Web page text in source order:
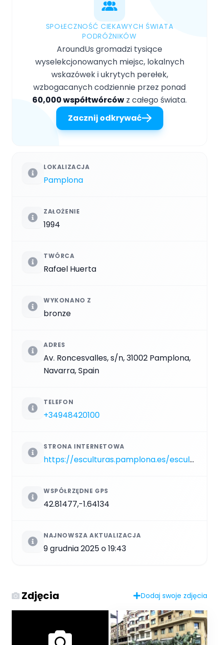
SPOŁECZNOŚĆ CIEKAWYCH ŚWIATA
PODRÓŻNIKÓW
AroundUs gromadzi tysiące
wyselekcjonowanych miejsc, lokalnych
wskazówek i ukrytych perełek,
wzbogacanych codziennie przez ponad
60,000 współtwórców z całego świata.
Zacznij odkrywać
LOKALIZACJA
Pamplona
ZAŁOŻENIE
1994
TWÓRCA
Rafael Huerta
WYKONANO Z
bronze
ADRES
Av. Roncesvalles, s/n, 31002 Pamplona,
Navarra, Spain
TELEFON
+34948420100
STRONA INTERNETOWA
https://esculturas.pamplona.es/escultura/monumento-al-encierro
WSPÓŁRZĘDNE GPS
42.81477,-1.64134
NAJNOWSZA AKTUALIZACJA
9 grudnia 2025 o 19:43
Zdjęcia Dodaj swoje zdjęcia